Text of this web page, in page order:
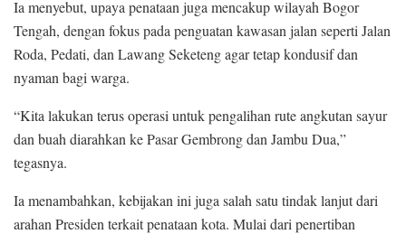
Ia menyebut, upaya penataan juga mencakup wilayah Bogor
Tengah, dengan fokus pada penguatan kawasan jalan seperti Jalan
Roda, Pedati, dan Lawang Seketeng agar tetap kondusif dan
nyaman bagi warga.
“Kita lakukan terus operasi untuk pengalihan rute angkutan sayur
dan buah diarahkan ke Pasar Gembrong dan Jambu Dua,”
tegasnya.
Ia menambahkan, kebijakan ini juga salah satu tindak lanjut dari
arahan Presiden terkait penataan kota. Mulai dari penertiban